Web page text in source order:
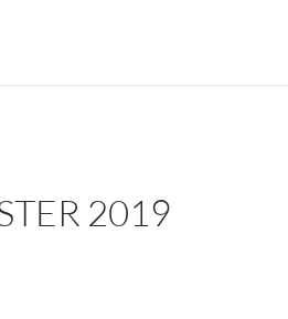
2019